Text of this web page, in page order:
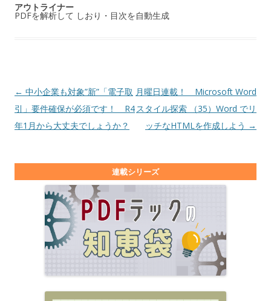
アウトライナー
PDFを解析して しおり・目次を自動生成
投稿ナビゲーション
← 中小企業も対象”新”「電子取
引」要件確保が必須です！ R4
年1月から大丈夫でしょうか？
月曜日連載！ Microsoft Word
スタイル探索 （35）Word でリ
ッチなHTMLを作成しよう →
連載シリーズ